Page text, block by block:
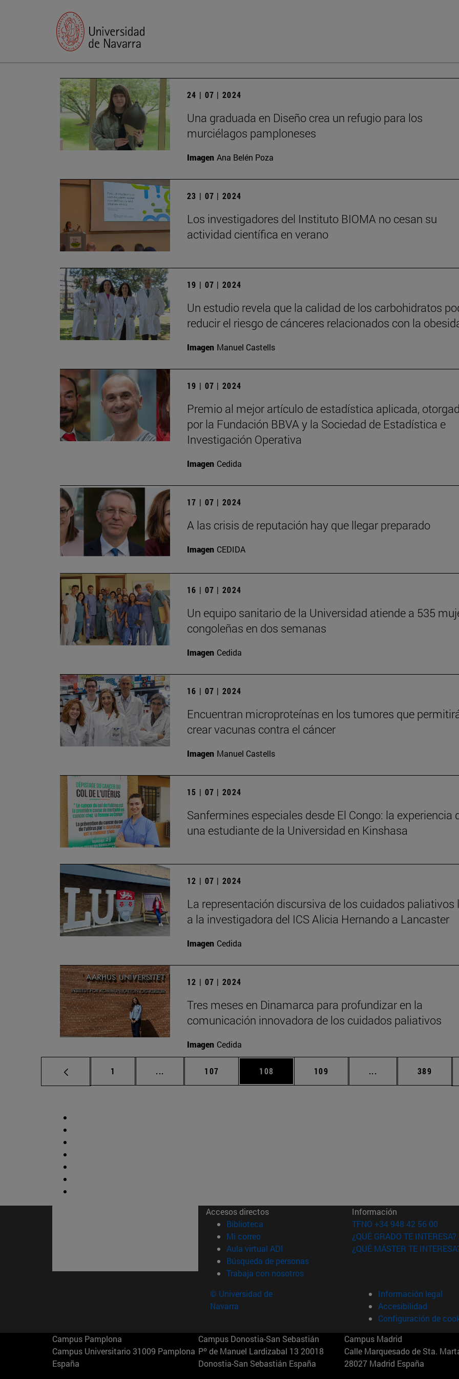
24 | 07 | 2024
Una graduada en Diseño crea un refugio para los
murciélagos pamploneses
Imagen Ana Belén Poza
23 | 07 | 2024
Los investigadores del Instituto BIOMA no cesan su
actividad científica en verano
19 | 07 | 2024
Un estudio revela que la calidad de los carbohidratos
reducir el riesgo de cánceres relacionados con la
Imagen Manuel Castells
19 | 07 | 2024
Premio al mejor artículo de estadística aplicada,
por la Fundación BBVA y la Sociedad de Estadística e
Investigación Operativa
Imagen Cedida
17 | 07 | 2024
A las crisis de reputación hay que llegar preparado
Imagen CEDIDA
16 | 07 | 2024
Un equipo sanitario de la Universidad atiende a 535
congoleñas en dos semanas
Imagen Cedida
16 | 07 | 2024
Encuentran microproteínas en los tumores que
crear vacunas contra el cáncer
Imagen Manuel Castells
15 | 07 | 2024
Sanfermines especiales desde El Congo: la experiencia
una estudiante de la Universidad en Kinshasa
12 | 07 | 2024
La representación discursiva de los cuidados paliativos
a la investigadora del ICS Alicia Hernando a Lancaster
Imagen Cedida
12 | 07 | 2024
Tres meses en Dinamarca para profundizar en la
comunicación innovadora de los cuidados paliativos
Imagen Cedida
Página
1 ... Páginas intermedias Use TAB para desplazarse.
Página
107 Página
108 Página
109 ... Páginas Página
389
Accesos directos
Biblioteca (abre en nueva ventana)
Mi correo(abre en nueva ventana)
Aula virtual ADI (abre en nueva ventana)
Búsqueda de personas(abre en nueva ventana)
Trabaja con nosotros(abre en nueva ventana)
Información
TFNO +34 948 42 56 00
¿QUÉ GRADO TE INTERESA?
¿QUÉ MÁSTER TE
© Universidad de
Navarra
Información legal
Accesibilidad
Configuración de
Campus Pamplona
Campus Universitario 31009 Pamplona
España
Campus Donostia-San Sebastián
Pº de Manuel Lardizabal 13 20018
Donostia-San Sebastián España
Campus Madrid
Calle Marquesado de Sta.
28027 Madrid España